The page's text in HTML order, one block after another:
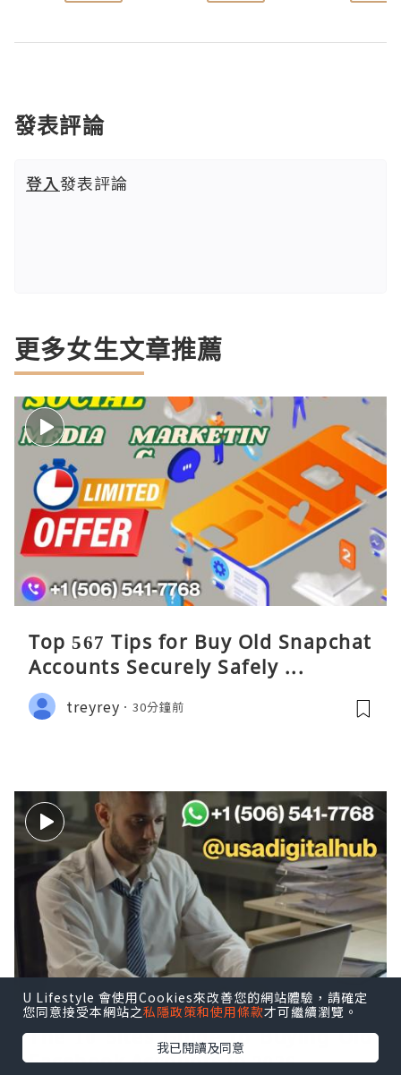
發表評論
登入發表評論
更多女生文章推薦
Top 567 Tips for Buy Old Snapchat
Accounts Securely Safely ...
treyrey 30分鐘前
The 10 Sites Guide to Buying Old
Facebook Accounts in 2026
U Lifestyle 會使用Cookies來改善您的網站體驗，請確定
您同意接受本網站之私隱政策和使用條款才可繼續瀏覽。
我已閱讀及同意